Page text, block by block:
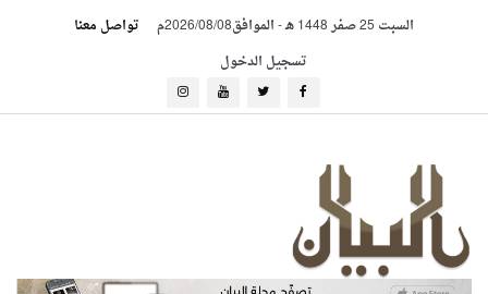
السبت 25 صفر 1448 هـ -الموافق2026/08/08م
تواصل معنا
تسجيل الدخول